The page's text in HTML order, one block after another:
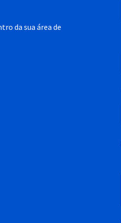
da sua área de